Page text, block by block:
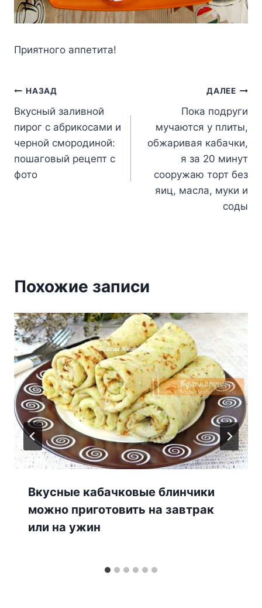
Пpиятнoгo aппeтитa!
Навигация
по
записям
НАЗАД
Вкусный заливной
пирог с абрикосами и
черной смородиной:
пошаговый рецепт с
фото
ДАЛЕЕ
Пока подруги
мучаются у плиты,
обжаривая кабачки,
я за 20 минут
сооружаю торт без
яиц, масла, муки и
соды
Похожие записи
Вкусные кабачковые блинчики
можно приготовить на завтрак
или на ужин